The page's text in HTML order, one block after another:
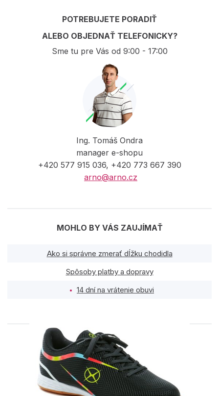
POTREBUJETE PORADIŤ
ALEBO OBJEDNAŤ TELEFONICKY?
Sme tu pre Vás od 9:00 - 17:00
Ing. Tomáš Ondra
manager e-shopu
+420 577 915 036, +420 773 667 390
arno@arno.cz
MOHLO BY VÁS ZAUJÍMAŤ
Ako si správne zmerať dĺžku chodidla
Spôsoby platby a dopravy
14 dní na vrátenie obuvi
PODOBNÉ PRODUKTY